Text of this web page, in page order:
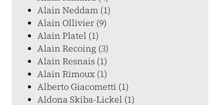
Alain Neddam (1)
Alain Ollivier (9)
Alain Platel (1)
Alain Recoing (3)
Alain Resnais (1)
Alain Rimoux (1)
Alberto Giacometti (1)
Aldona Skiba-Lickel (1)